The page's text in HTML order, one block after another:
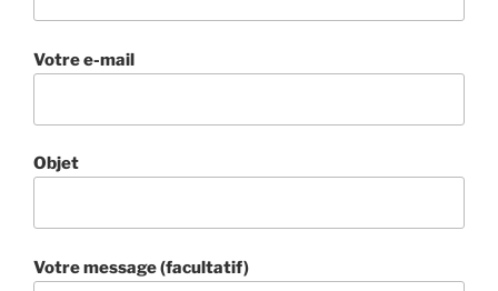
Votre e-mail
Objet
Votre message (facultatif)